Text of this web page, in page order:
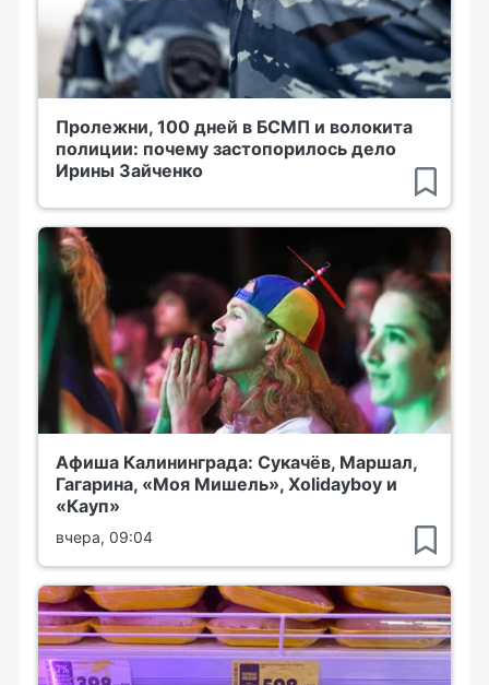
Пролежни, 100 дней в БСМП и волокита
полиции: почему застопорилось дело
Ирины Зайченко
Афиша Калининграда: Сукачёв, Маршал,
Гагарина, «Моя Мишель», Xolidayboy и
«Кауп»
вчера, 09:04